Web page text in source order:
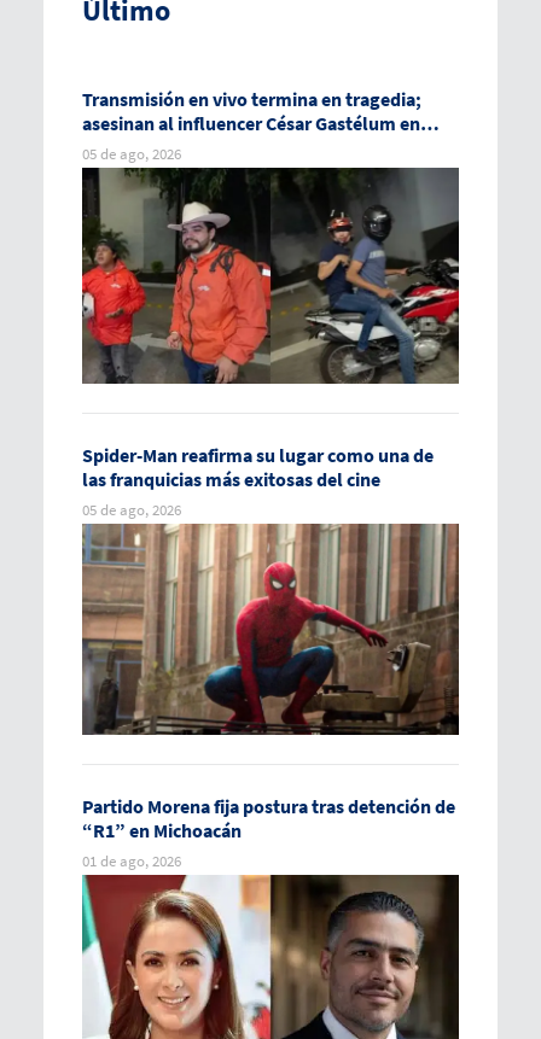
Último
Transmisión en vivo termina en tragedia;
asesinan al influencer César Gastélum en
Culiacán
05 de ago, 2026
Spider-Man reafirma su lugar como una de
las franquicias más exitosas del cine
05 de ago, 2026
Partido Morena fija postura tras detención de
“R1” en Michoacán
01 de ago, 2026